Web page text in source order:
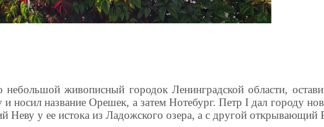
небольшой живописный городок Ленинградской области,
и носил название Орешек, а затем Нотебург. ПетрI дал городу
Неву у ее истока из Ладожского озера, а с другой открывающий